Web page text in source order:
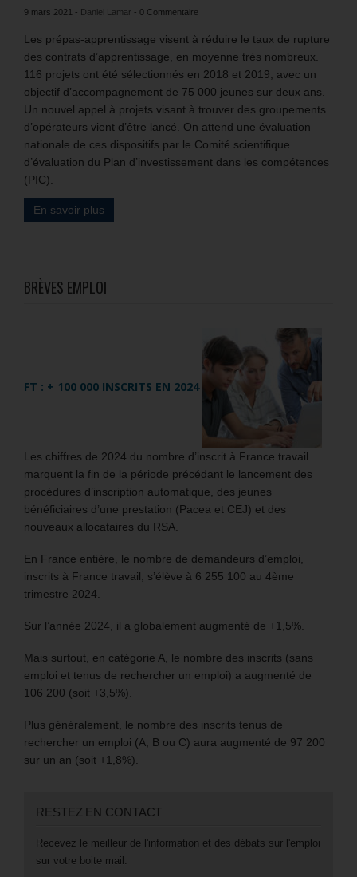
9 mars 2021 - Daniel Lamar - 0 Commentaire
Les prépas-apprentissage visent à réduire le taux de rupture
des contrats d’apprentissage, en moyenne très nombreux.
116 projets ont été sélectionnés en 2018 et 2019, avec un
objectif d’accompagnement de 75 000 jeunes sur deux ans.
Un nouvel appel à projets visant à trouver des groupements
d’opérateurs vient d’être lancé. On attend une évaluation
nationale de ces dispositifs par le Comité scientifique
d’évaluation du Plan d’investissement dans les compétences
(PIC).
En savoir plus
BRÈVES EMPLOI
FT : + 100 000 INSCRITS EN 2024
Les chiffres de 2024 du nombre d’inscrit à France travail
marquent la fin de la période précédant le lancement des
procédures d’inscription automatique, des jeunes
bénéficiaires d’une prestation (Pacea et CEJ) et des
nouveaux allocataires du RSA.
En France entière, le nombre de demandeurs d’emploi,
inscrits à France travail, s’élève à 6 255 100 au 4ème
trimestre 2024.
Sur l’année 2024, il a globalement augmenté de +1,5%.
Mais surtout, en catégorie A, le nombre des inscrits (sans
emploi et tenus de rechercher un emploi) a augmenté de
106 200 (soit +3,5%).
Plus généralement, le nombre des inscrits tenus de
rechercher un emploi (A, B ou C) aura augmenté de 97 200
sur un an (soit +1,8%).
RESTEZ EN CONTACT
Recevez le meilleur de l'information et des débats sur l'emploi
sur votre boite mail.